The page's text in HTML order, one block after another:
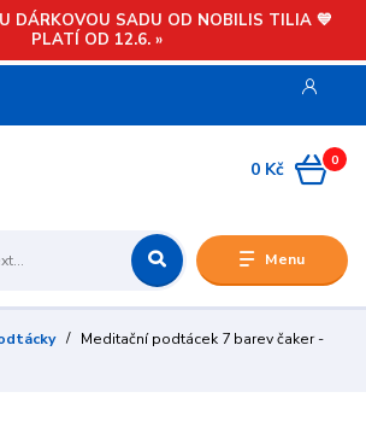
DÁRKOVOU SADU OD NOBILIS TILIA 💙
PLATÍ OD 12.6. »
Menu
0
0 Kč
Meditační podtácek 7 barev čaker -